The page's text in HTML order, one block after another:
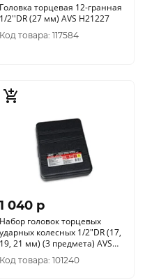
Головка торцевая 12-гранная
1/2''DR (27 мм) AVS H21227
Код товара: 117584
1 040 p
Набор головок торцевых
ударных колесных 1/2"DR (17,
19, 21 мм) (3 предмета) AVS
NG12-03IC
Код товара: 101240